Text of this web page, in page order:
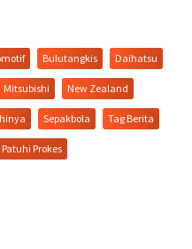
Bulutangkis Daihatsu
Mitsubishi New Zealand
Sepakbola Tag Berita
Prokes